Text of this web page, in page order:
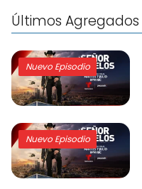
Últimos Agregados
Nuevo Episodio
Nuevo Episodio